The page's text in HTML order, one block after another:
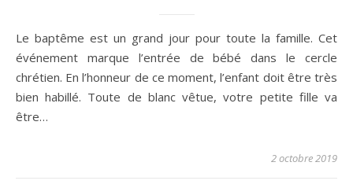
Le baptême est un grand jour pour toute la famille. Cet
événement marque l’entrée de bébé dans le cercle
chrétien. En l’honneur de ce moment, l’enfant doit être très
bien habillé. Toute de blanc vêtue, votre petite fille va
être…
2 octobre 2019